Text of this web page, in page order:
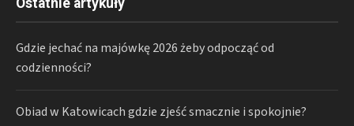
Ostatnie artykuły
Gdzie jechać na majówkę 2026 żeby odpocząć od
codzienności?
Obiad w Katowicach gdzie zjeść smacznie i spokojnie?